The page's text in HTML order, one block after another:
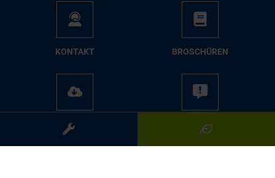
KON­TAKT BRO­SCHÜ­REN
ME­DIA­CEN­TER PRES­SE